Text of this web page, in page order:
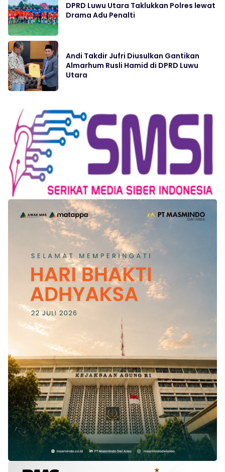
DPRD Luwu Utara Taklukkan Polres lewat
Drama Adu Penalti
Andi Takdir Jufri Diusulkan Gantikan
Almarhum Rusli Hamid di DPRD Luwu
Utara